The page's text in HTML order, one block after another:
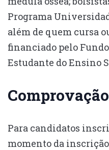
Programa
além de quem cursa
financiado pelo
Estudante do Ensino
Comprovação
Para candidatos
momento da inscrição